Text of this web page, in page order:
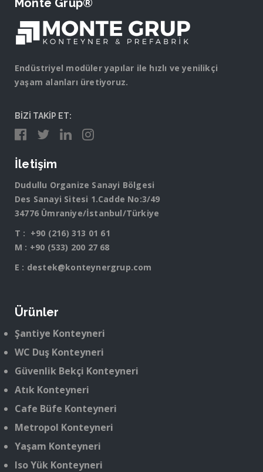
Monte Grup®
Endüstriyel modüler yapılar ile hızlı ve yenilikçi
yaşam alanları üretiyoruz.
BİZİ TAKİP ET:
İletişim
Dudullu Organize Sanayi Bölgesi
Des Sanayi Sitesi 1.Cadde No:3/49
34776 Ümraniye/İstanbul/Türkiye
T : +90 (216) 313 01 61
M : +90 (533) 200 27 68
E : destek@konteynergrup.com
Ürünler
Şantiye Konteyneri
WC Duş Konteyneri
Güvenlik Bekçi Konteyneri
Atık Konteyneri
Cafe Büfe Konteyneri
Metropol Konteyneri
Yaşam Konteyneri
Iso Yük Konteyneri